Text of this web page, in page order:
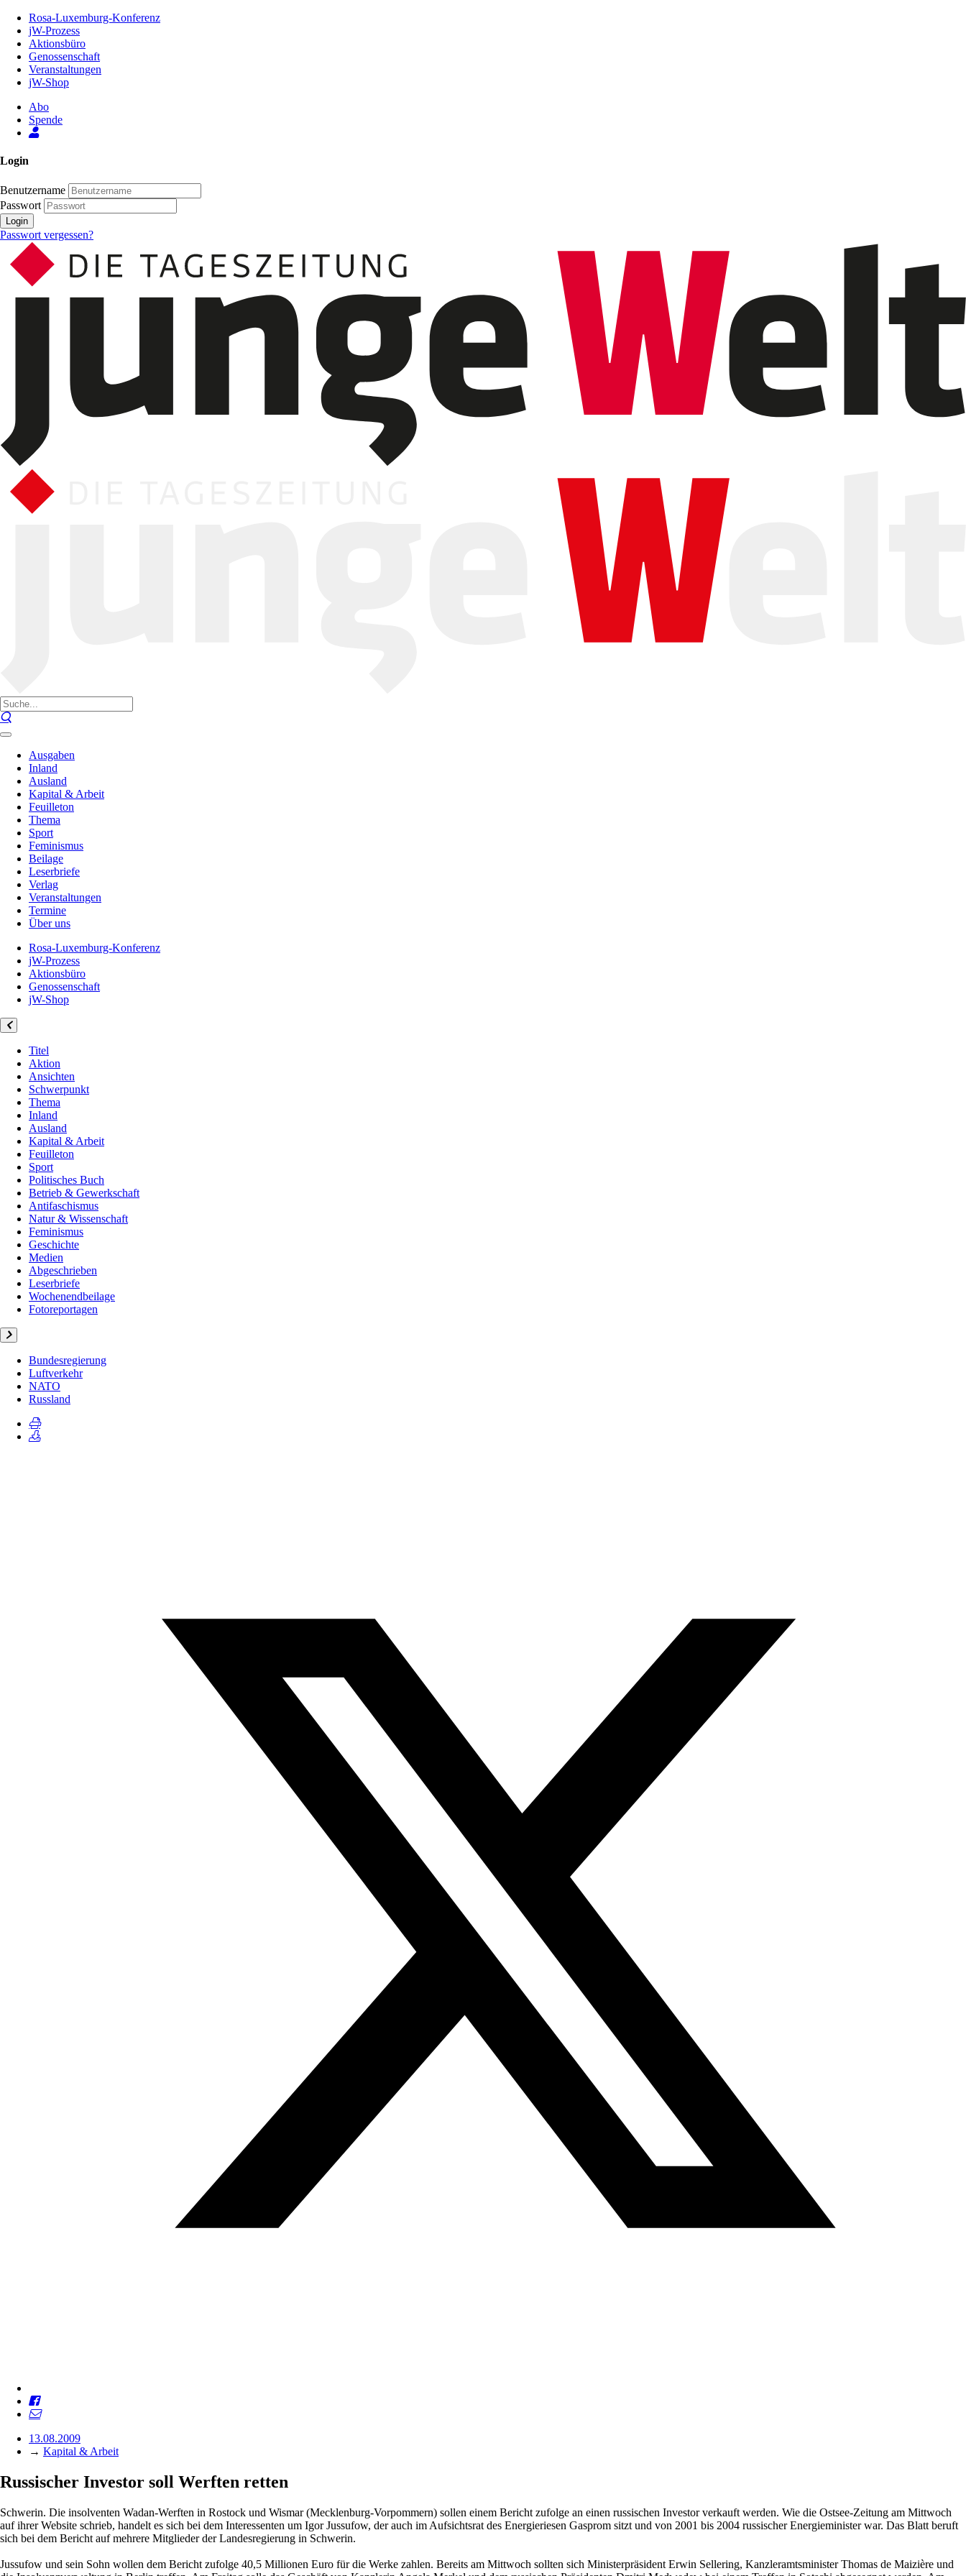
Inhalt
Seite
Rosa-Luxemburg-Konferenz
jW-Prozess
Aktionsbüro
Genossenschaft
Veranstaltungen
jW-Shop
Abo
Spende
Login
Benutzername
Passwort
Login
Passwort vergessen?
Ausgaben
Inland
Ausland
Kapital & Arbeit
Feuilleton
Thema
Sport
Feminismus
Beilage
Leserbriefe
Verlag
Veranstaltungen
Termine
Über uns
Rosa-Luxemburg-Konferenz
jW-Prozess
Aktionsbüro
Genossenschaft
jW-Shop
Titel
Aktion
Ansichten
Schwerpunkt
Thema
Inland
Ausland
Kapital & Arbeit
Feuilleton
Sport
Politisches Buch
Betrieb & Gewerkschaft
Antifaschismus
Natur & Wissenschaft
Feminismus
Geschichte
Medien
Abgeschrieben
Leserbriefe
Wochenendbeilage
Fotoreportagen
Bundesregierung
Luftverkehr
NATO
Russland
13.08.2009
→ Kapital & Arbeit
Russischer Investor soll Werften retten
Schwerin. Die insolventen Wadan-Werften in Rostock und Wismar (Mecklenburg-Vorpommern) sollen einem Bericht zufolge an einen russischen Investor verkauft werden. Wie die Ostsee-Zeitung am Mittwoch
auf ihrer Website schrieb, handelt es sich bei dem Interessenten um Igor Jussufow, der auch im Aufsichtsrat des Energieriesen Gasprom sitzt und von 2001 bis 2004 russischer Energieminister war. Das Blatt beruft
sich bei dem Bericht auf mehrere Mitglieder der Landesregierung in Schwerin.
Jussufow und sein Sohn wollen dem Bericht zufolge 40,5 Millionen Euro für die Werke zahlen. Bereits am Mittwoch sollten sich Ministerpräsident Erwin Sellering, Kanzleramtsminister Thomas de Maizière und